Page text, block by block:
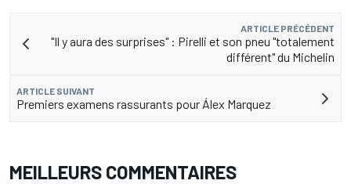
ARTICLE PRÉCÉDENT
"Il y aura des surprises" : Pirelli et son pneu "totalement
différent" du Michelin
ARTICLE SUIVANT
Premiers examens rassurants pour Álex Marquez
MEILLEURS COMMENTAIRES